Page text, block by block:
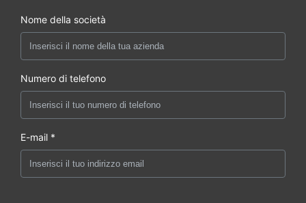
Nome della società
Numero di telefono
E-mail *